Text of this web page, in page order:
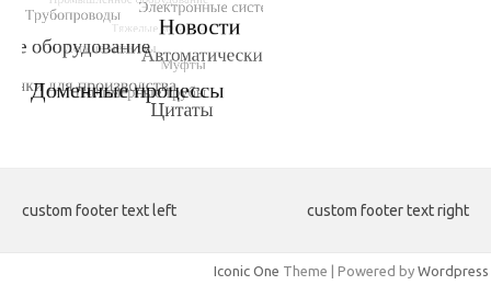
custom footer text left custom footer text right
Iconic One Theme | Powered by Wordpress